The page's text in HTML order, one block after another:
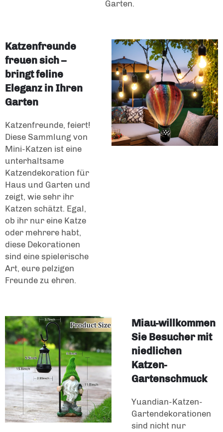
Garten.
Katzenfreunde
freuen sich –
bringt feline
Eleganz in Ihren
Garten
Katzenfreunde, feiert!
Diese Sammlung von
Mini-Katzen ist eine
unterhaltsame
Katzendekoration für
Haus und Garten und
zeigt, wie sehr ihr
Katzen schätzt. Egal,
ob ihr nur eine Katze
oder mehrere habt,
diese Dekorationen
sind eine spielerische
Art, eure pelzigen
Freunde zu ehren.
Miau-willkommen
Sie Besucher mit
niedlichen
Katzen-
Gartenschmuck
Yuandian-Katzen-
Gartendekorationen
sind nicht nur